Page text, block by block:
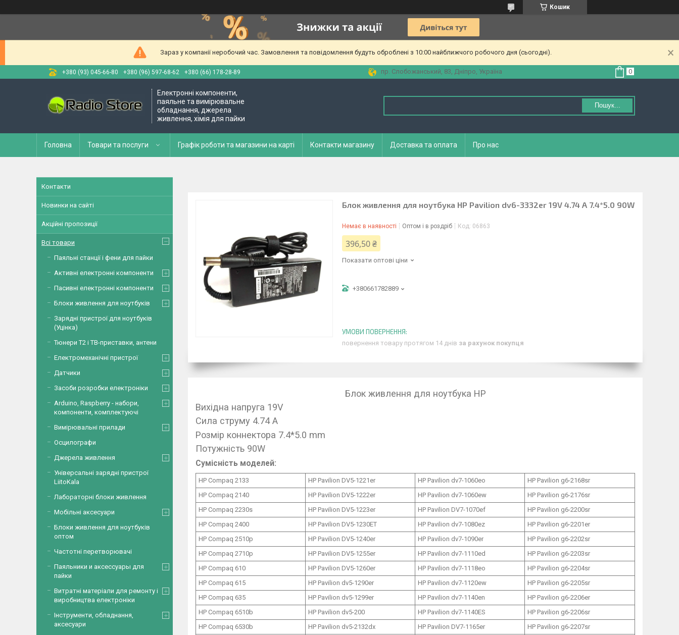
Кошик
Зараз у компанії неробочий час. Замовлення та повідомлення будуть оброблені з 10:00 найближчого робочого дня (сьогодні).
+380 (93) 045-66-80 +380 (96) 597-68-62 +380 (66) 178-28-89 пр. Слобожанський, 83, Дніпро, Україна
Електронні компоненти,
паяльне та вимірювальне
обладнання, джерела
живлення, хімія для пайки
Пошук...
Головна Товари та послуги Графік роботи та магазини на карті Контакти магазину Доставка та оплата Про нас
Блок живлення для ноутбука HP Pavilion dv6-3332er 19V 4.74 A 7.4*5.0 90W
Немає в наявності Оптом і в роздріб Код: 06863
396,50 ₴
Показати оптові ціни
+380661782889
повернення товару протягом 14 днів за рахунок покупця
Блок живлення для ноутбука HP
Вихідна напруга 19V
Сила струму 4.74 A
Розмір коннектора 7.4*5.0 mm
Потужність 90W
Сумісність моделей:
HP Compaq 2133 HP Pavilion DV5-1221er HP Pavilion dv7-1060eo
HP Pavilion g6-2168sr
HP Compaq 2140
HP Pavilion DV5-1222er HP Pavilion dv7-1060ew
HP Pavilion g6-2176sr
HP Compaq 2230s
HP Pavilion DV5-1223er HP Pavilion DV7-1070ef
HP Pavilion g6-2200sr
HP Compaq 2400
HP Pavilion DV5-1230ET HP Pavilion dv7-1080ez
HP Pavilion g6-2201er
HP Compaq 2510p
HP Pavilion DV5-1240er HP Pavilion dv7-1090er
HP Pavilion g6-2202sr
HP Compaq 2710p
HP Pavilion DV5-1255er HP Pavilion dv7-1110ed
HP Pavilion g6-2203sr
HP Compaq 610
HP Pavilion DV5-1260er HP Pavilion dv7-1118eo
HP Pavilion g6-2204sr
HP Compaq 615
HP Pavilion dv5-1290er HP Pavilion dv7-1120ew
HP Pavilion g6-2205sr
HP Compaq 635
HP Pavilion dv5-1299er HP Pavilion dv7-1140en
HP Pavilion g6-2206er
HP Compaq 6510b
HP Pavilion dv5-200 HP Pavilion dv7-1140ES
HP Pavilion g6-2206sr
HP Compaq 6530b
HP Pavilion dv5-2132dx HP Pavilion DV7-1165er
HP Pavilion g6-2207sr
Контакти
Новинки на сайті
Акційні пропозиції
Всі товари
Паяльні станції і фени для пайки
Активні електронні компоненти
Пасивні електронні компоненти
Блоки живлення для ноутбуків
Зарядні пристрої для ноутбуків
(Уцінка)
Тюнери Т2 і ТВ-приставки, антени
Електромеханічні пристрої
Датчики
Засоби розробки електроніки
Arduino, Raspberry - набори,
компоненти, комплектуючі
Вимірювальні прилади
Осцилографи
Джерела живлення
Універсальні зарядні пристрої
LiitoKala
Лабораторні блоки живлення
Мобільні аксесуари
Блоки живлення для ноутбуків
оптом
Частотні перетворювачі
Паяльники и аксессуары для
пайки
Витратні матеріали для ремонту і
виробництва електроніки
Інструменти, обладнання,
аксесуари